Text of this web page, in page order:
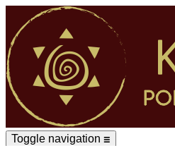
Toggle navigation ☰